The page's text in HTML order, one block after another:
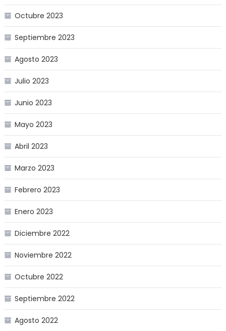
Octubre 2023
Septiembre 2023
Agosto 2023
Julio 2023
Junio 2023
Mayo 2023
Abril 2023
Marzo 2023
Febrero 2023
Enero 2023
Diciembre 2022
Noviembre 2022
Octubre 2022
Septiembre 2022
Agosto 2022